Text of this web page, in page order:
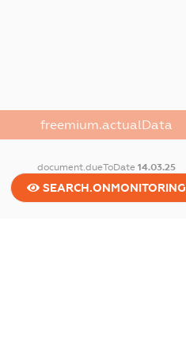
freemium.actualData
document.dueToDate 14.03.25
SEARCH.ONMONITORING